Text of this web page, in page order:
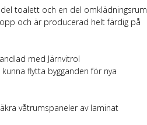
toalett och en del omklädningsrum.
och är producerad helt färdig på
med Järnvitrol
flytta bygganden för nya
våtrumspaneler av laminat